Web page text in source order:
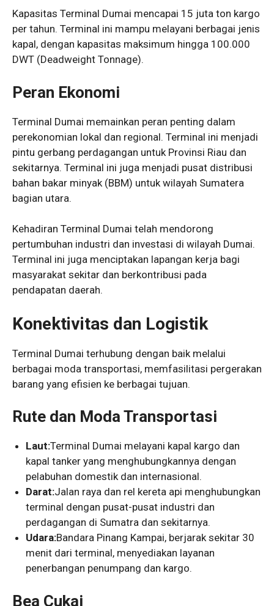
Kapasitas Terminal Dumai mencapai 15 juta ton kargo
per tahun. Terminal ini mampu melayani berbagai jenis
kapal, dengan kapasitas maksimum hingga 100.000
DWT (Deadweight Tonnage).
Peran Ekonomi
Terminal Dumai memainkan peran penting dalam
perekonomian lokal dan regional. Terminal ini menjadi
pintu gerbang perdagangan untuk Provinsi Riau dan
sekitarnya. Terminal ini juga menjadi pusat distribusi
bahan bakar minyak (BBM) untuk wilayah Sumatera
bagian utara.
Kehadiran Terminal Dumai telah mendorong
pertumbuhan industri dan investasi di wilayah Dumai.
Terminal ini juga menciptakan lapangan kerja bagi
masyarakat sekitar dan berkontribusi pada
pendapatan daerah.
Konektivitas dan Logistik
Terminal Dumai terhubung dengan baik melalui
berbagai moda transportasi, memfasilitasi pergerakan
barang yang efisien ke berbagai tujuan.
Rute dan Moda Transportasi
Laut:Terminal Dumai melayani kapal kargo dan
kapal tanker yang menghubungkannya dengan
pelabuhan domestik dan internasional.
Darat:Jalan raya dan rel kereta api menghubungkan
terminal dengan pusat-pusat industri dan
perdagangan di Sumatra dan sekitarnya.
Udara:Bandara Pinang Kampai, berjarak sekitar 30
menit dari terminal, menyediakan layanan
penerbangan penumpang dan kargo.
Bea Cukai